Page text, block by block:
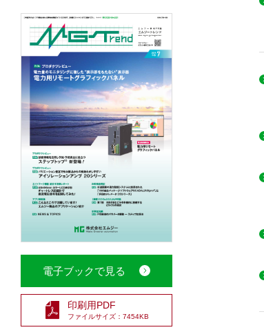
電子ブックで見る
印刷用PDF
ファイルサイズ：7454KB